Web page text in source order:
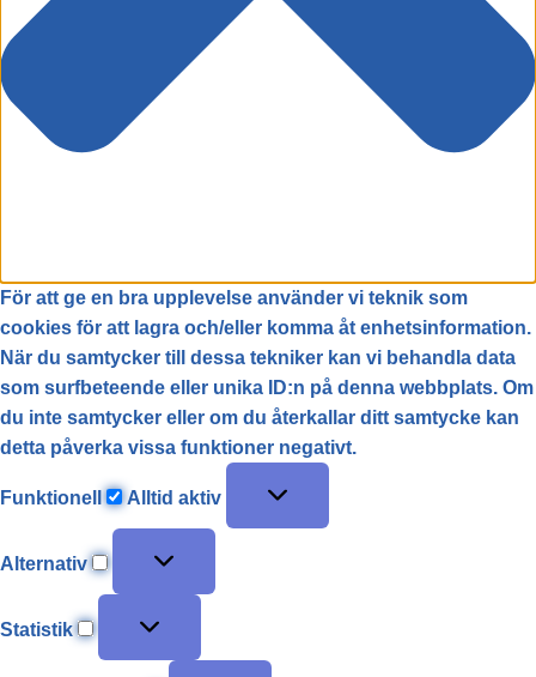
För att ge en bra upplevelse använder vi teknik som
cookies för att lagra och/eller komma åt enhetsinformation.
När du samtycker till dessa tekniker kan vi behandla data
som surfbeteende eller unika ID:n på denna webbplats. Om
du inte samtycker eller om du återkallar ditt samtycke kan
detta påverka vissa funktioner negativt.
Funktionell Alltid aktiv
Alternativ
Statistik